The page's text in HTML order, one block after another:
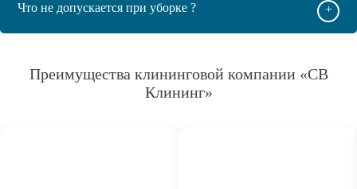
Что не допускается при уборке ? +
Преимущества клининговой компании «СВ
Клининг»